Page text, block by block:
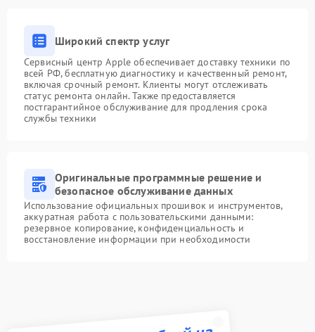
Широкий спектр услуг
Сервисный центр Apple обеспечивает доставку техники по
всей РФ, бесплатную диагностику и качественный ремонт,
включая срочный ремонт. Клиенты могут отслеживать
статус ремонта онлайн. Также предоставляется
постгарантийное обслуживание для продления срока
службы техники
Оригинальные программные решение и
безопасное обслуживание данных
Использование официальных прошивок и инструментов,
аккуратная работа с пользовательскими данными:
резервное копирование, конфиденциальность и
восстановление информации при необходимости